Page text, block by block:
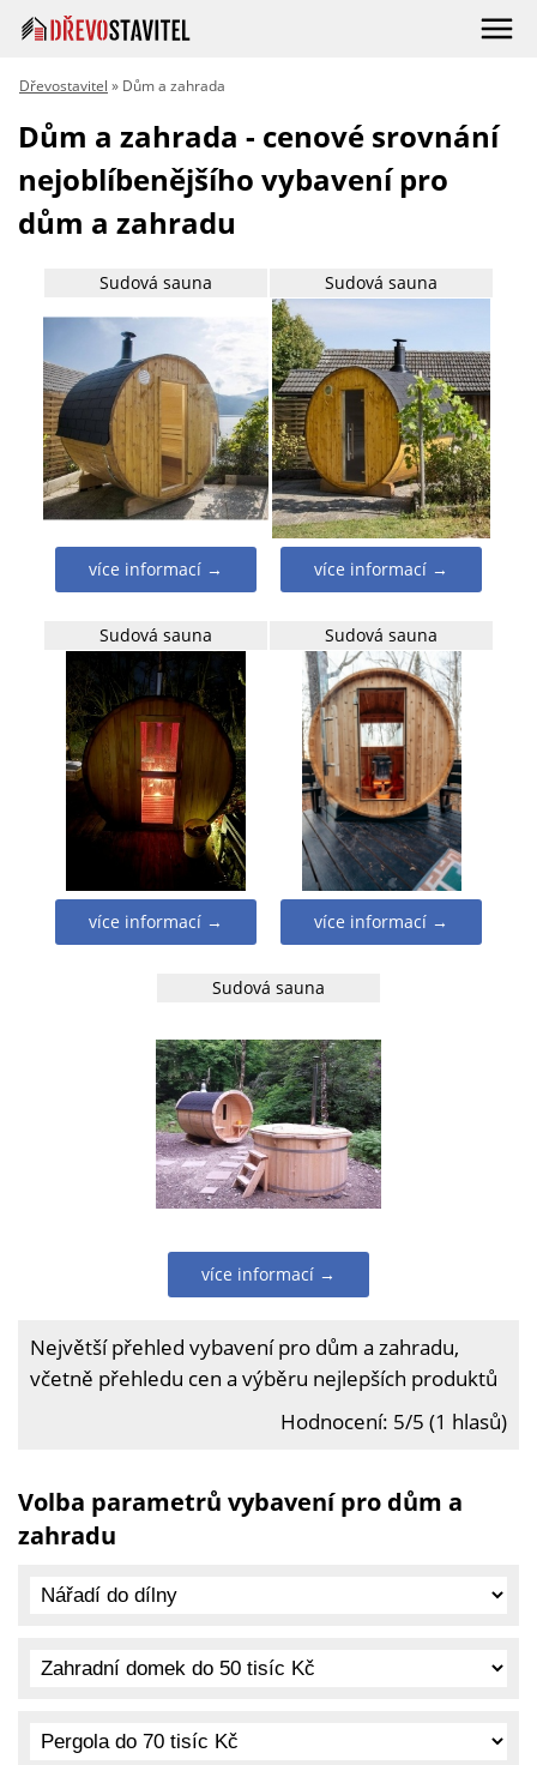
Dřevostavitel » Dům a zahrada
Dům a zahrada - cenové srovnání
nejoblíbenějšího vybavení pro
dům a zahradu
Sudová sauna
více informací →
Sudová sauna
více informací →
Sudová sauna
více informací →
Sudová sauna
více informací →
Sudová sauna
více informací →
Největší přehled vybavení pro dům a zahradu,
včetně přehledu cen a výběru nejlepších produktů
Hodnocení: 5/5 (1 hlasů)
Volba parametrů vybavení pro dům a
zahradu